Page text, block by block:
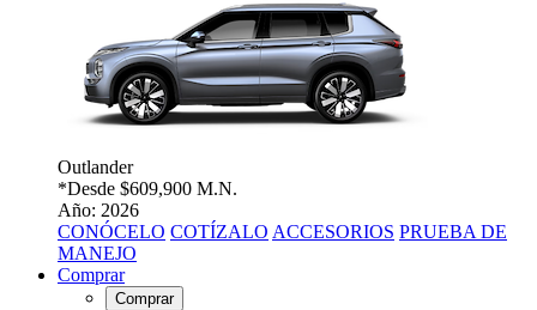
Outlander
*Desde $609,900 M.N.
Año: 2026
CONÓCELO COTÍZALO ACCESORIOS PRUEBA DE
MANEJO
Comprar
Comprar